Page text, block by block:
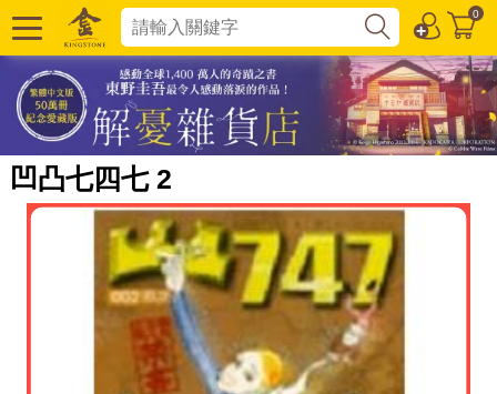
0
凹凸七四七 2